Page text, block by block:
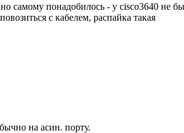
самому понадобилось - у cisco3640 не
с кабелем, распайка такая
на асин. порту.